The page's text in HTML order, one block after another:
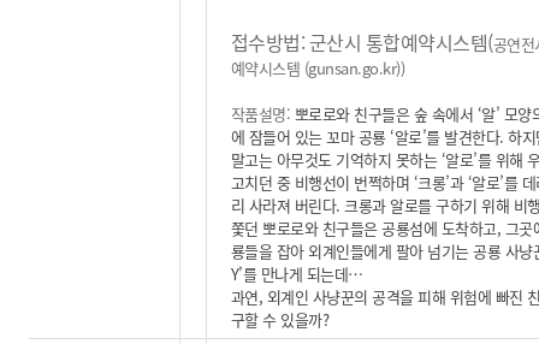
접수방법: 군산시 통합예약시스템(공연
예약시스템 (gunsan.go.kr))
작품설명: 뽀로로와 친구들은 숲 속에서 ‘알’ 모양
에 잠들어 있는 꼬마 공룡 ‘알로’를 발견한다. 하
말고는 아무것도 기억하지 못하는 ‘알로’를 위해
고치던 중 비행선이 번쩍하며 ‘크롱’과 ‘알로’를
리 사라져 버린다. 크롱과 알로를 구하기 위해 비
쫓던 뽀로로와 친구들은 공룡섬에 도착하고, 그곳
룡들을 잡아 외계인들에게 팔아 넘기는 공룡 사냥
Y’를 만나게 되는데…
과연, 외계인 사냥꾼의 공격을 피해 위험에 빠진
구할 수 있을까?